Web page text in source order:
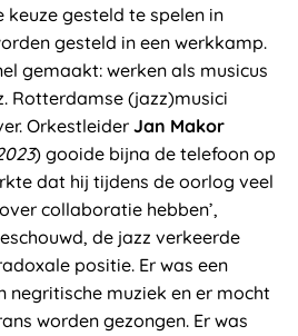
keuze gesteld te spelen in
gesteld in een werkkamp.
gemaakt: werken als musicus
Rotterdamse (jazz)musici
Orkestleider Jan Makor
) gooide bijna de telefoon op
dat hij tijdens de oorlog veel
collaboratie hebben’,
de jazz verkeerde
positie. Er was een
negritische muziek en er mocht
worden gezongen. Er was